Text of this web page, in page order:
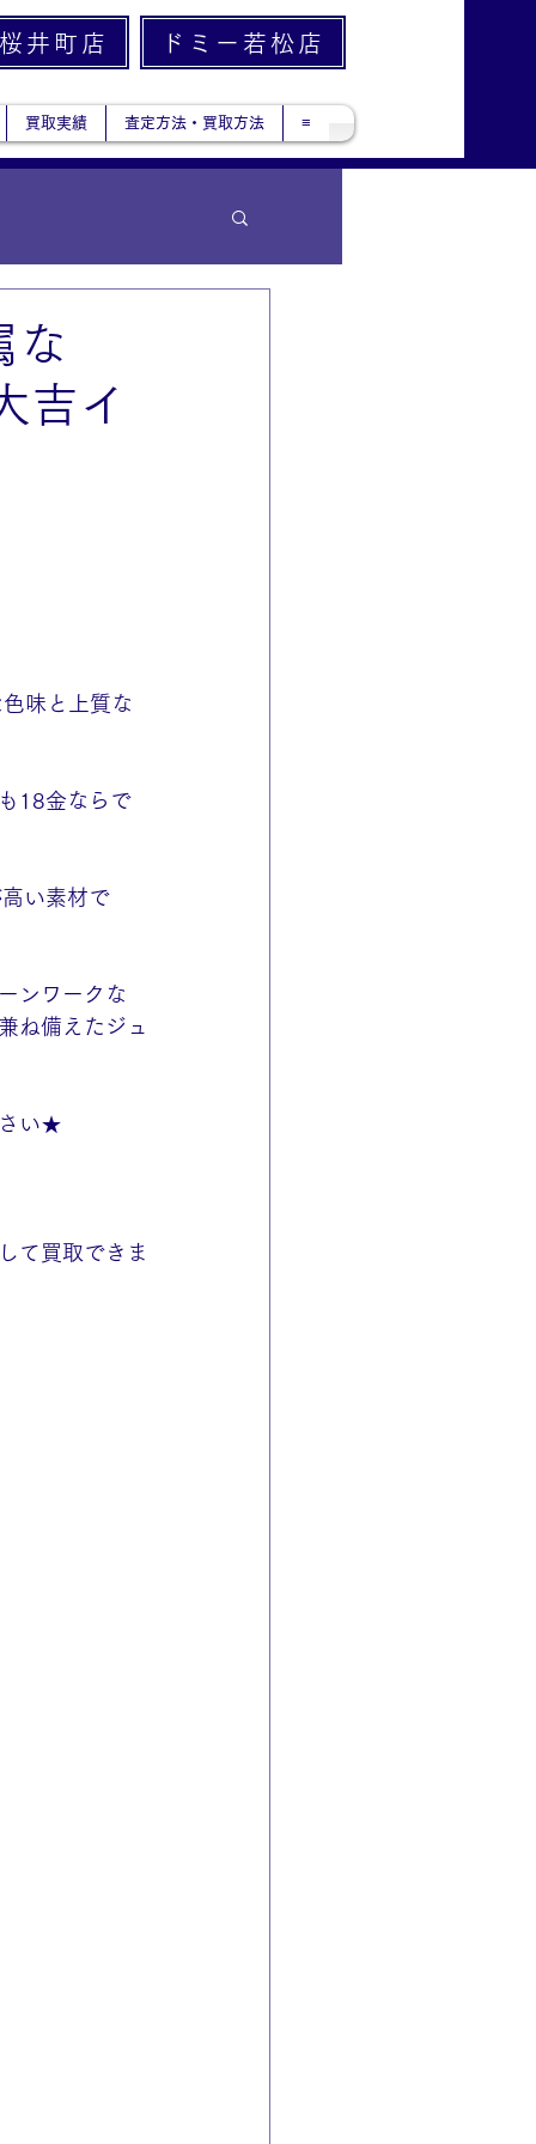
井町店 ドミー若松店
買取実績 査定方法・買取方法 ≡
な
吉イ
味と上質な
18金ならで
い素材で
ンワークな
ね備えたジュ
さい★
て買取できま